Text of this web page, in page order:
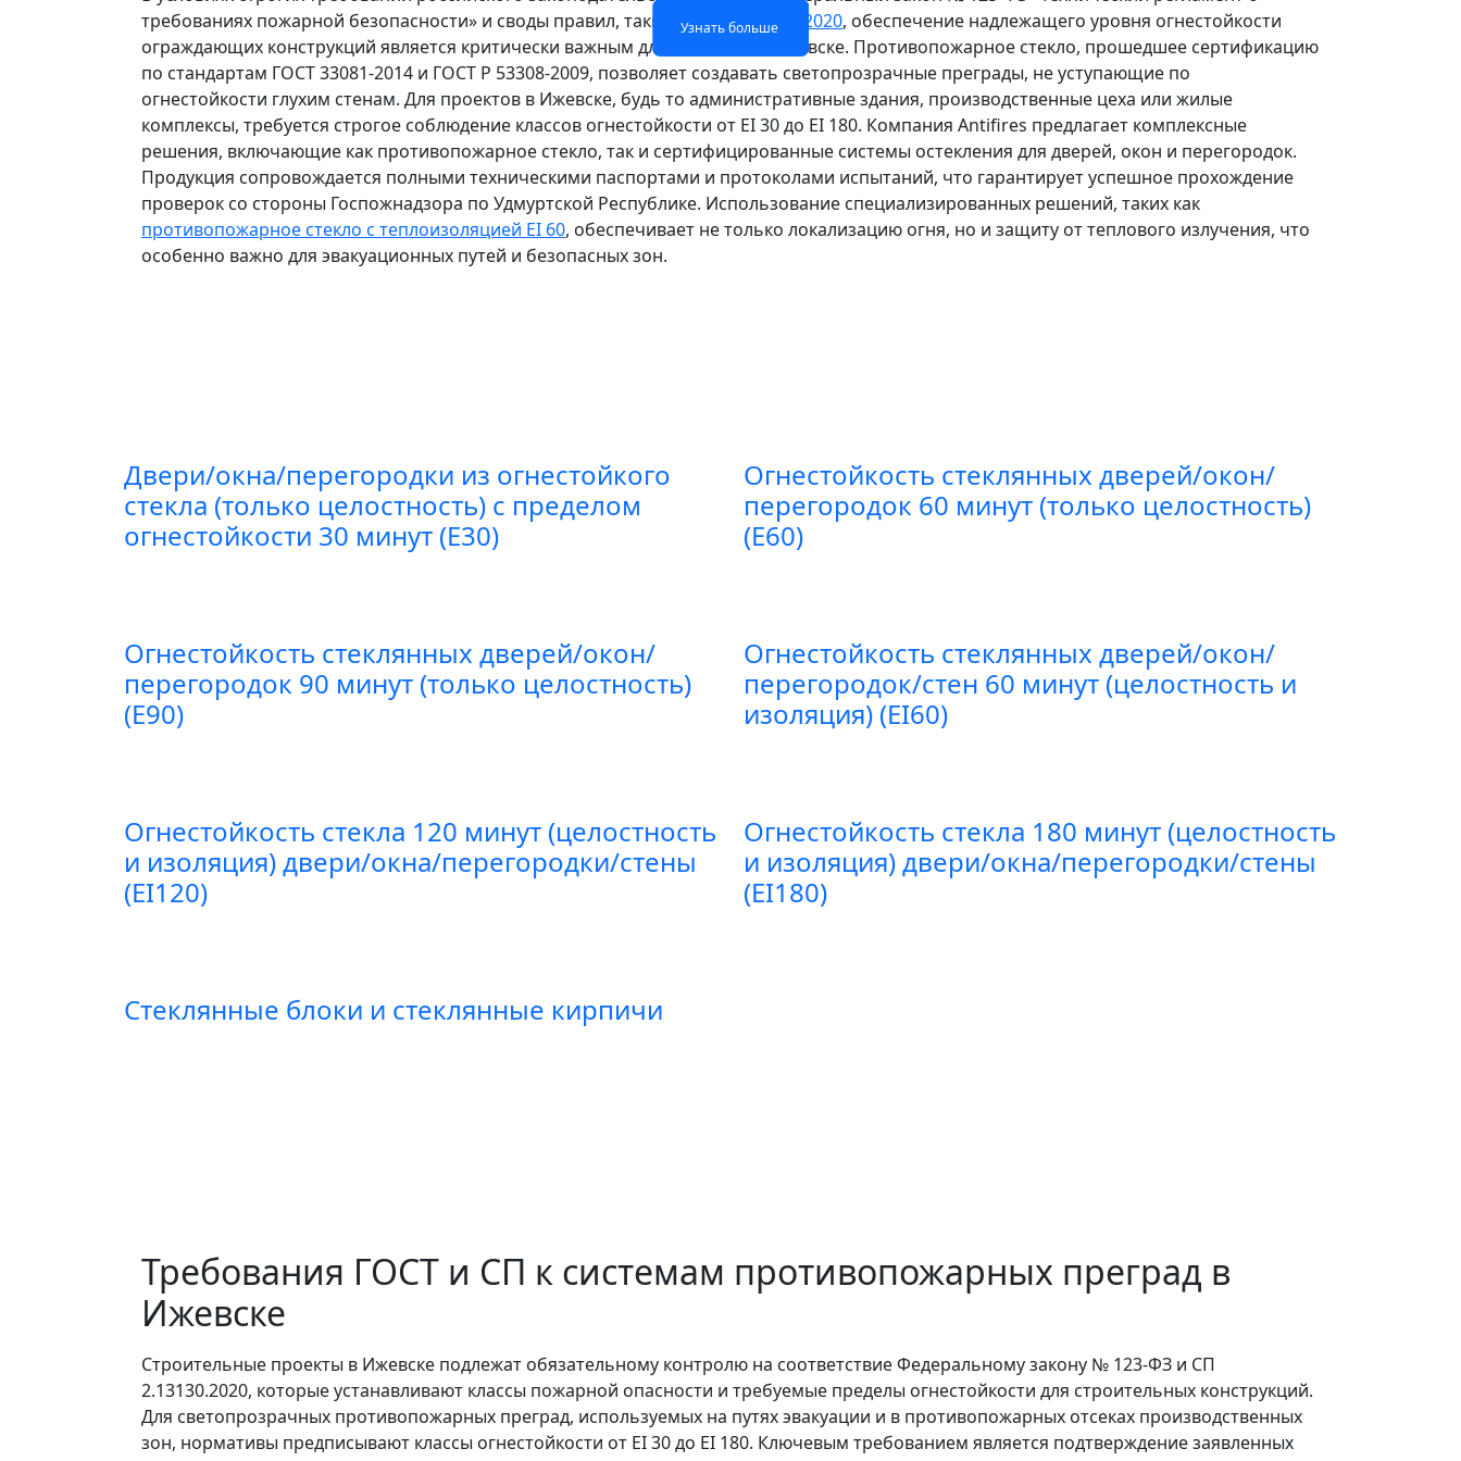
Узнать больше
Узнать больше
Узнать больше
Узнать больше
требованиях пожарной безопасности» и своды правил, такие какСП 2.13130.2020, обеспечение надлежащего уровня огнестойкости
ограждающих конструкций является критически важным для объектов в Ижевске. Противопожарное стекло, прошедшее сертификацию
по стандартам ГОСТ 33081-2014 и ГОСТ Р 53308-2009, позволяет создавать светопрозрачные преграды, не уступающие по
огнестойкости глухим стенам. Для проектов в Ижевске, будь то административные здания, производственные цеха или жилые
комплексы, требуется строгое соблюдение классов огнестойкости от EI 30 до EI 180. Компания Antifires предлагает комплексные
решения, включающие как противопожарное стекло, так и сертифицированные системы остекления для дверей, окон и перегородок.
Продукция сопровождается полными техническими паспортами и протоколами испытаний, что гарантирует успешное прохождение
проверок со стороны Госпожнадзора по Удмуртской Республике. Использование специализированных решений, таких как
противопожарное стекло с теплоизоляцией EI 60, обеспечивает не только локализацию огня, но и защиту от теплового излучения, что
особенно важно для эвакуационных путей и безопасных зон.
Двери/окна/перегородки из огнестойкого
стекла (только целостность) с пределом
огнестойкости 30 минут (E30)
Огнестойкость стеклянных дверей/окон/
перегородок 60 минут (только целостность)
(E60)
Огнестойкость стеклянных дверей/окон/
перегородок 90 минут (только целостность)
(E90)
Огнестойкость стеклянных дверей/окон/
перегородок/стен 60 минут (целостность и
изоляция) (EI60)
Огнестойкость стекла 120 минут (целостность
и изоляция) двери/окна/перегородки/стены
(EI120)
Огнестойкость стекла 180 минут (целостность
и изоляция) двери/окна/перегородки/стены
(EI180)
Стеклянные блоки и стеклянные кирпичи
Требования ГОСТ и СП к системам противопожарных преград в
Ижевске
Строительные проекты в Ижевске подлежат обязательному контролю на соответствие Федеральному закону № 123-ФЗ и СП
2.13130.2020, которые устанавливают классы пожарной опасности и требуемые пределы огнестойкости для строительных конструкций.
Для светопрозрачных противопожарных преград, используемых на путях эвакуации и в противопожарных отсеках производственных
зон, нормативы предписывают классы огнестойкости от EI 30 до EI 180. Ключевым требованием является подтверждение заявленных